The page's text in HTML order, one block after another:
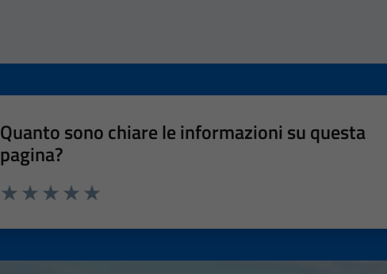
Quanto sono chiare le informazioni su questa
pagina?